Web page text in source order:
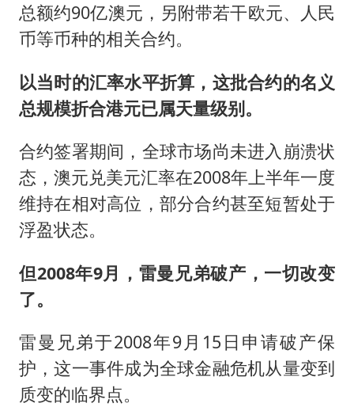
总额约90亿澳元，另附带若干欧元、人民
币等币种的相关合约。
以当时的汇率水平折算，这批合约的名义
总规模折合港元已属天量级别。
合约签署期间，全球市场尚未进入崩溃状
态，澳元兑美元汇率在2008年上半年一度
维持在相对高位，部分合约甚至短暂处于
浮盈状态。
但2008年9月，雷曼兄弟破产，一切改变
了。
雷曼兄弟于2008年9月15日申请破产保
护，这一事件成为全球金融危机从量变到
质变的临界点。